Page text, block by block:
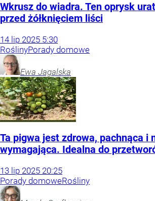
Wkrusz do wiadra. Ten oprysk
przed żółknięciem liści
14 lip 2025 5:30
RoślinyPorady domowe
Ewa Jagalska
Ta pigwa jest zdrowa, pachnąca i
wymagająca. Idealna do
13 lip 2025 20:25
Porady domoweRośliny